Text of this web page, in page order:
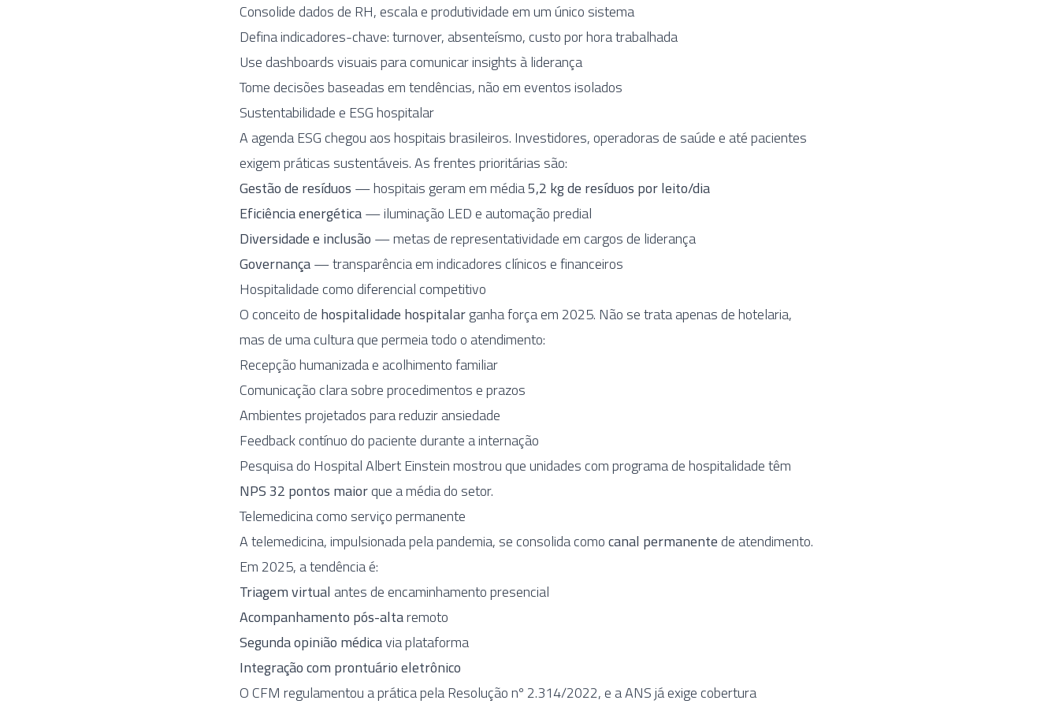
Consolide dados de RH, escala e produtividade em um único sistema
Defina indicadores-chave: turnover, absenteísmo, custo por hora trabalhada
Use dashboards visuais para comunicar insights à liderança
Tome decisões baseadas em tendências, não em eventos isolados
Sustentabilidade e ESG hospitalar
A agenda ESG chegou aos hospitais brasileiros. Investidores, operadoras de saúde e até pacientes
exigem práticas sustentáveis. As frentes prioritárias são:
Gestão de resíduos — hospitais geram em média5,2 kg de resíduos por leito/dia
Eficiência energética— iluminação LED e automação predial
Diversidade e inclusão — metas de representatividade em cargos de liderança
Governança— transparência em indicadores clínicos e financeiros
Hospitalidade como diferencial competitivo
O conceito de hospitalidade hospitalarganha força em 2025. Não se trata apenas de hotelaria,
mas de uma cultura que permeia todo o atendimento:
Recepção humanizada e acolhimento familiar
Comunicação clara sobre procedimentos e prazos
Ambientes projetados para reduzir ansiedade
Feedback contínuo do paciente durante a internação
Pesquisa do Hospital Albert Einstein mostrou que unidades com programa de hospitalidade têm
NPS 32 pontos maiorque a média do setor.
Telemedicina como serviço permanente
A telemedicina, impulsionada pela pandemia, se consolida comocanal permanentede atendimento.
Em 2025, a tendência é:
Triagem virtual antes de encaminhamento presencial
Acompanhamento pós-altaremoto
Segunda opinião médicavia plataforma
Integração com prontuário eletrônico
O CFM regulamentou a prática pela Resolução nº 2.314/2022, e a ANS já exige cobertura